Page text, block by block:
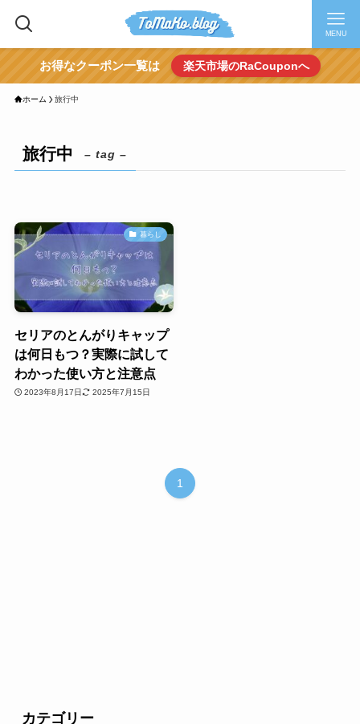
MENU
お得なクーポン一覧は 楽天市場のRaCouponへ
ホーム 旅行中
旅行中 – tag –
暮らし
セリアのとんがりキャップ
は何日もつ？実際に試して
わかった使い方と注意点
2023年8月17日 2025年7月15日
1
カテゴリー